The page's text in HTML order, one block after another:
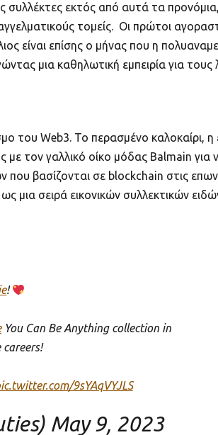
εκτός από αυτά τα
τομείς. Οι πρώτοι
είναι επίσης ο μήνας που η
μια καθηλωτική εμπειρία για τους
του Web3. Το περασμένο καλοκαίρι, η
τον γαλλικό οίκο μόδας Balmain για
βασίζονται σε blockchain στις
μια σειρά εικονικών συλλεκτικών
!
You Can Be Anything collection in
9sYAqVYJLS
May 9, 2023